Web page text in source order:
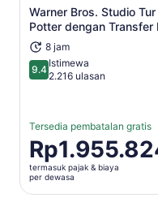
Warner Bros. Studio
Potter dengan Transfer
8 jam
9.49.4 dari 10
Istimewa
2.216 ulasan
Tersedia pembatalan gratis
Harga
Rp1.955.824
per
dewasa
termasuk pajak & biaya
per dewasa